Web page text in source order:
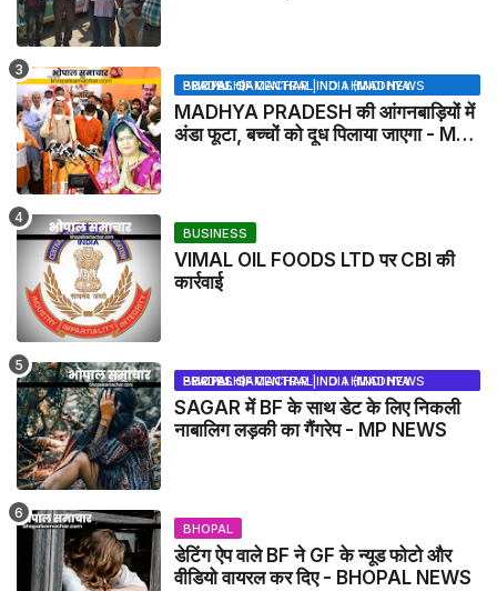
BHOPAL SAMACHAR | NO 1 HINDI NEWS PORTAL OF CENTRAL INDIA (MADHYA PRADESH)
MADHYA PRADESH की आंगनबाड़ियों में
अंडा फूटा, बच्चों को दूध पिलाया जाएगा - MP
BUSINESS
VIMAL OIL FOODS LTD पर CBI की
कार्रवाई
BHOPAL SAMACHAR | NO 1 HINDI NEWS PORTAL OF CENTRAL INDIA (MADHYA PRADESH)
SAGAR में BF के साथ डेट के लिए निकली
नाबालिग लड़की का गैंगरेप - MP NEWS
BHOPAL
डेटिंग ऐप वाले BF ने GF के न्यूड फोटो और
वीडियो वायरल कर दिए - BHOPAL NEWS